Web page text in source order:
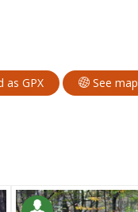
as GPX See map